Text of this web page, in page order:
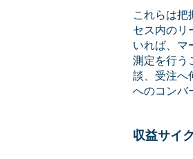
これらは
セス内のリ
いれば、マ
測定を行う
談、受注へ
へのコンバ
収益サイ